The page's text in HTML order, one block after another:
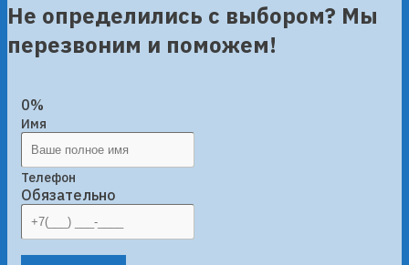
Не определились с выбором? Мы
перезвоним и поможем!
0%
Имя
Телефон
Обязательно